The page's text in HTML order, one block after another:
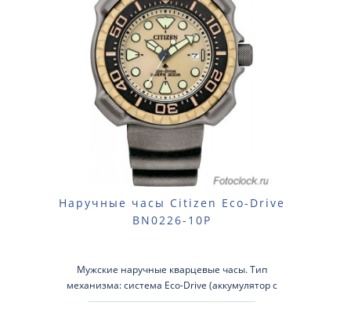
Наручные часы Citizen Eco-Drive
BN0226-10P
Мужские наручные кварцевые часы. Тип
механизма: система Eco-Drive (аккумулятор с
питанием от световой энергии). Корп..